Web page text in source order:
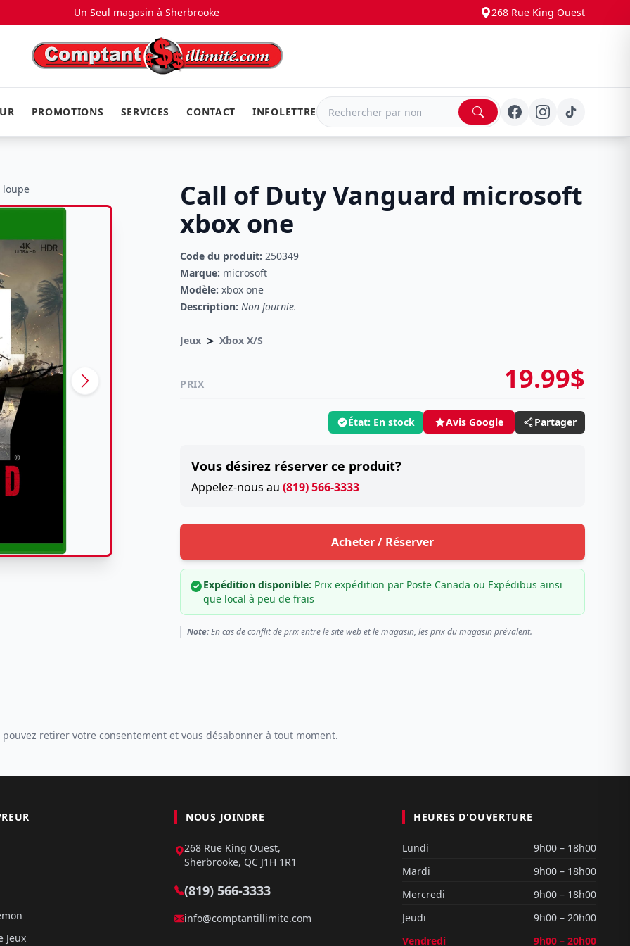
Un Seul magasin à Sherbrooke 268 Rue King Ouest
PROMOTIONS SERVICES CONTACT INFOLETTRE
loupe
Call of Duty Vanguard microsoft
xbox one
Code du produit: 250349
Marque: microsoft
Modèle: xbox one
Description: Non fournie.
Jeux > Xbox X/S
PRIX 19.99$
État: En stock Avis Google Partager
Vous désirez réserver ce produit?
Appelez-nous au (819) 566-3333
Acheter / Réserver
Expédition disponible: Prix expédition par Poste Canada ou Expédibus ainsi
que local à peu de frais
Note:En cas de conflit de prix entre le site web et le magasin, les prix du magasin prévalent.
pouvez retirer votre consentement et vous désabonner à tout moment.
Jeux
NOUS JOINDRE
268 Rue King Ouest,
Sherbrooke, QC J1H 1R1
(819) 566-3333
info@comptantillimite.com
HEURES D'OUVERTURE
Lundi
9h00 – 18h00
Mardi
9h00 – 18h00
Mercredi
9h00 – 18h00
Jeudi
9h00 – 20h00
Vendredi
9h00 – 20h00